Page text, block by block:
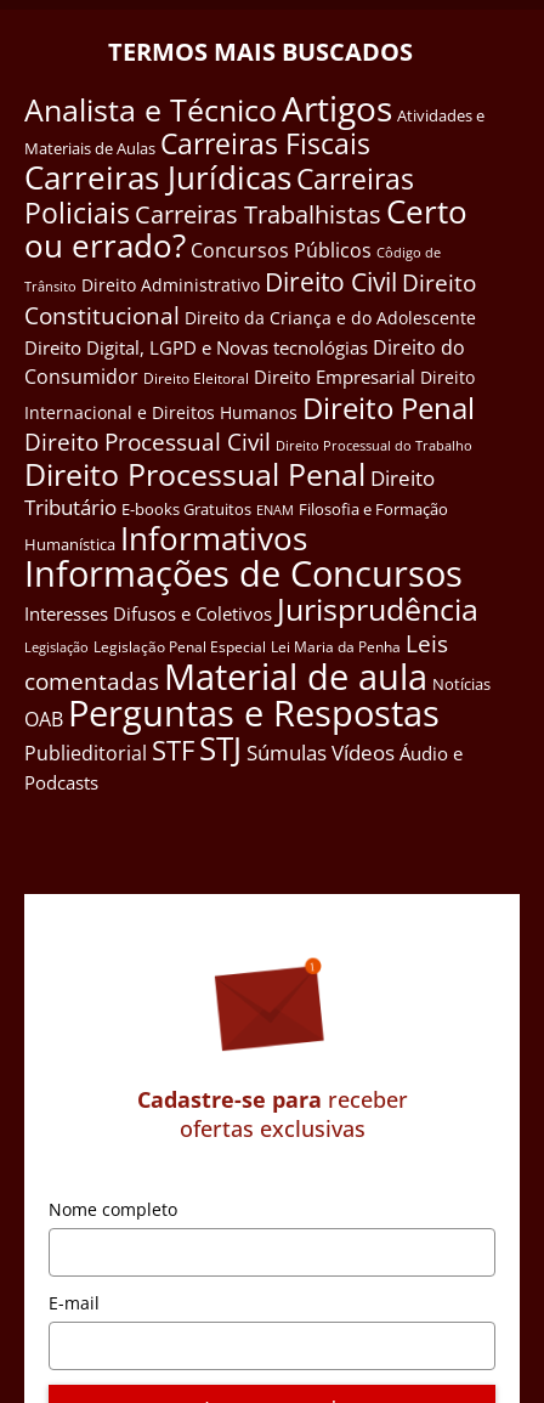
TERMOS MAIS BUSCADOS
Analista e TécnicoArtigos Atividades e
Materiais de Aulas Carreiras Fiscais
Carreiras JurídicasCarreiras
Policiais Carreiras Trabalhistas Certo
ou errado? Concursos Públicos Côdigo de
Trânsito Direito Administrativo Direito Civil Direito
Constitucional Direito da Criança e do Adolescente
Direito Digital, LGPD e Novas tecnológias Direito do
Consumidor Direito Eleitoral Direito Empresarial Direito
Internacional e Direitos Humanos Direito Penal
Direito Processual Civil Direito Processual do Trabalho
Direito Processual Penal Direito
Tributário E-books Gratuitos ENAM Filosofia e Formação
Humanística Informativos
Informações de Concursos
Interesses Difusos e Coletivos Jurisprudência
Legislação Legislação Penal Especial Lei Maria da Penha Leis
comentadas Material de aula Notícias
OAB Perguntas e Respostas
Publieditorial STFSTJ SúmulasVídeos Áudio e
Podcasts
Cadastre-se para receber
ofertas exclusivas
Nome completo
E-mail